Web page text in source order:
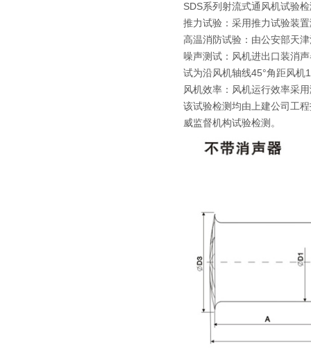
SDS系列射流式通风机试验
推力试验：采用推力试验装
高温消防试验：由公安部天
噪声测试：风机进出口装消
试为沿风机轴线45°角距风机
风机效率：风机运行效率采
该试验检测均由上建公司工
威监督机构试验检测。